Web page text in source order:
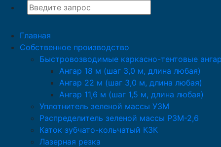
Главная
Собственное производство
Быстровозводимые каркасно-тентовые
Ангар 18 м (шаг 3,0 м, длина любая)
Ангар 22 м (шаг 3,0 м, длина любая)
Ангар 11,6 м (шаг 1,5 м, длина любая)
Уплотнитель зеленой массы УЗМ
Распределитель зеленой массы РЗМ-2,6
Каток зубчато-кольчатый КЗК
Лазерная резка